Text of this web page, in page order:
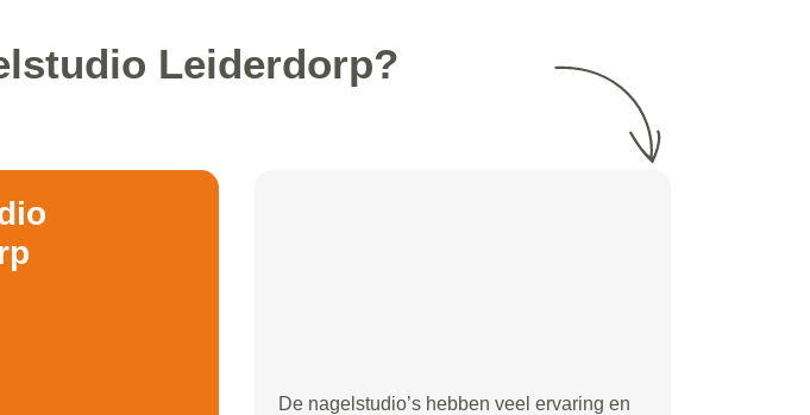
Leiderdorp?
De nagelstudio’s hebben veel ervaring en